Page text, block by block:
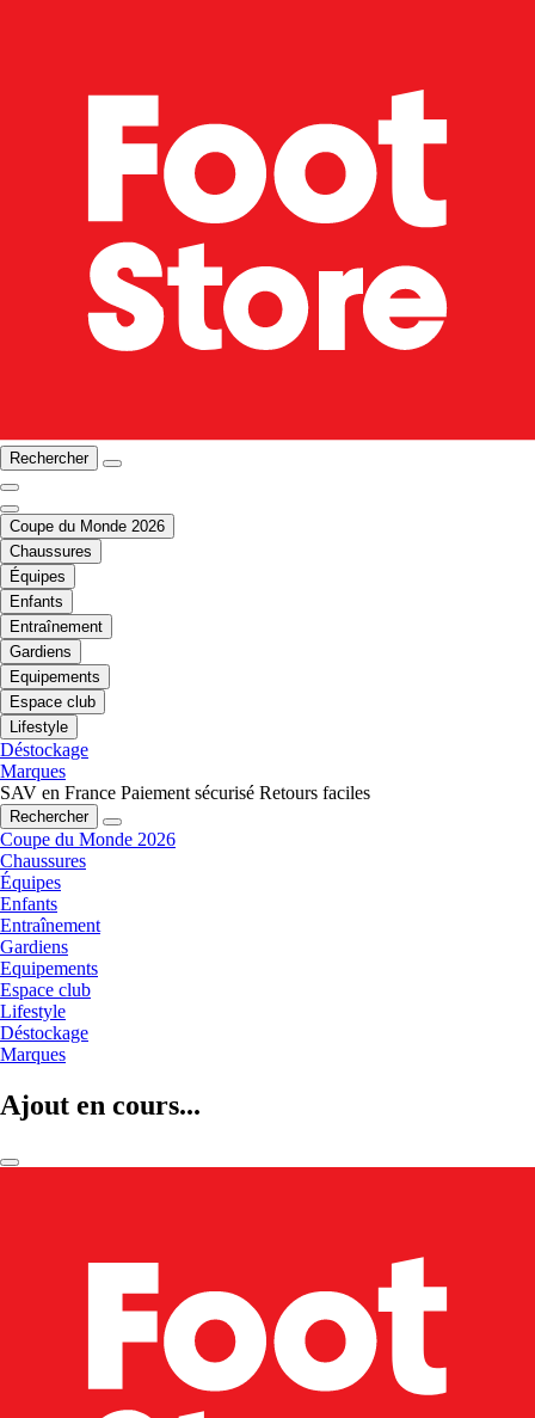
Rechercher
Coupe du Monde 2026
Chaussures
Équipes
Enfants
Entraînement
Gardiens
Equipements
Espace club
Lifestyle
Déstockage
Marques
SAV en France Paiement sécurisé Retours faciles
Rechercher
Coupe du Monde 2026
Chaussures
Équipes
Enfants
Entraînement
Gardiens
Equipements
Espace club
Lifestyle
Déstockage
Marques
Ajout en cours...